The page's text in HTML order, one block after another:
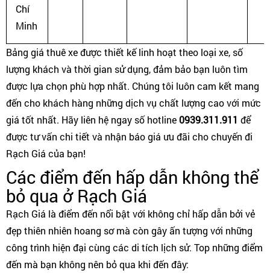
Chí
Minh
Bảng giá thuê xe được thiết kế linh hoạt theo loại xe, số
lượng khách và thời gian sử dụng, đảm bảo bạn luôn tìm
được lựa chọn phù hợp nhất. Chúng tôi luôn cam kết mang
đến cho khách hàng những dịch vụ chất lượng cao với mức
giá tốt nhất. Hãy liên hệ ngay số hotline0939.311.911 để
được tư vấn chi tiết và nhận báo giá ưu đãi cho chuyến đi
Rạch Giá của bạn!
Các điểm đến hấp dẫn không thể
bỏ qua ở Rạch Giá
Rạch Giá là điểm đến nổi bật với không chỉ hấp dẫn bởi vẻ
đẹp thiên nhiên hoang sơ mà còn gây ấn tượng với những
công trình hiện đại cùng các di tích lịch sử. Top những điểm
đến mà bạn không nên bỏ qua khi đến đây: